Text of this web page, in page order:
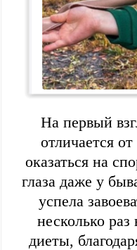
На первый
отличается
оказаться на
глаза даже у
успела
несколько
диеты,